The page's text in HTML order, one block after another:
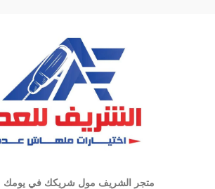
متجر الشريف مول شريكك في يومك